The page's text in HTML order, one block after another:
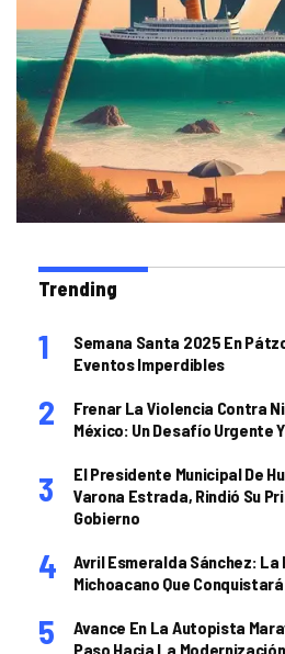
Trending
Semana Santa 2025 En
Eventos Imperdibles
Frenar La Violencia Contra
México: Un Desafío Urgente
El Presidente Municipal De
Varona Estrada, Rindió Su
Gobierno
Avril Esmeralda Sánchez:
Michoacano Que
Avance En La Autopista
Paso Hacia La